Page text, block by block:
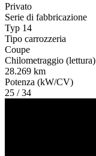
Privato
Serie di fabbricazione
Typ 14
Tipo carrozzeria
Coupe
Chilometraggio (lettura)
28.269 km
Potenza (kW/CV)
25 / 34